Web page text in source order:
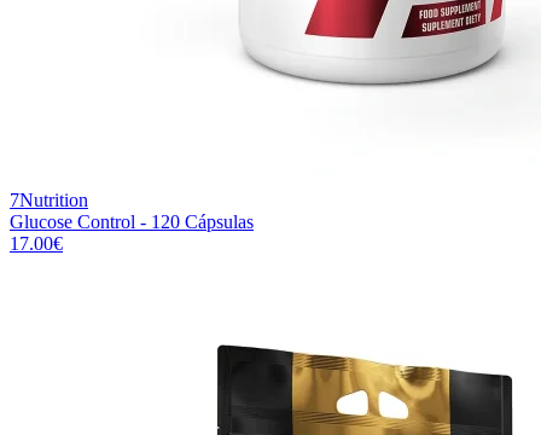
7Nutrition
Glucose Control - 120 Cápsulas
17.00€